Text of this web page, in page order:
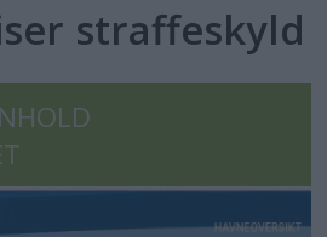
straffeskyld